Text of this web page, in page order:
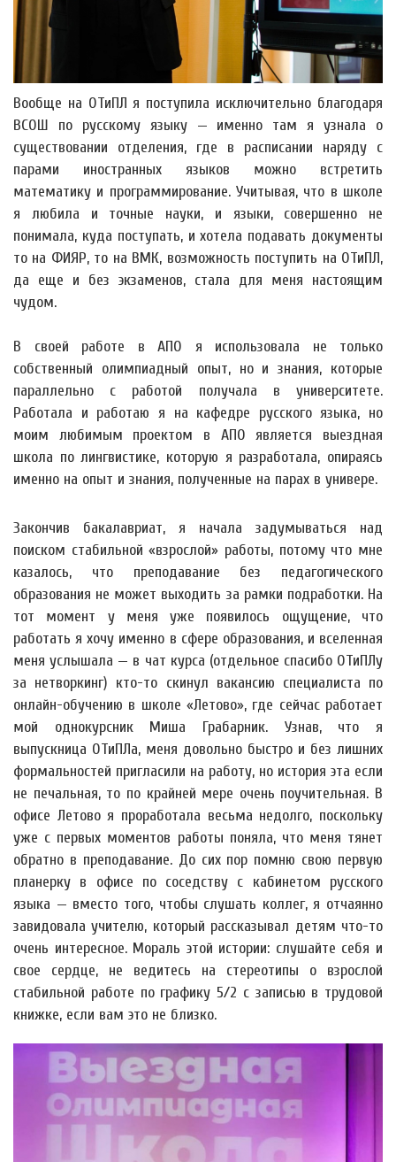
Вообще на ОТиПЛ я поступила исключительно благодаря
ВСОШ по русскому языку — именно там я узнала о
существовании отделения, где в расписании наряду с
парами иностранных языков можно встретить
математику и программирование. Учитывая, что в школе
я любила и точные науки, и языки, совершенно не
понимала, куда поступать, и хотела подавать документы
то на ФИЯР, то на ВМК, возможность поступить на ОТиПЛ,
да еще и без экзаменов, стала для меня настоящим
чудом.
В своей работе в АПО я использовала не только
собственный олимпиадный опыт, но и знания, которые
параллельно с работой получала в университете.
Работала и работаю я на кафедре русского языка, но
моим любимым проектом в АПО является выездная
школа по лингвистике, которую я разработала, опираясь
именно на опыт и знания, полученные на парах в универе.
Закончив бакалавриат, я начала задумываться над
поиском стабильной «взрослой» работы, потому что мне
казалось, что преподавание без педагогического
образования не может выходить за рамки подработки. На
тот момент у меня уже появилось ощущение, что
работать я хочу именно в сфере образования, и вселенная
меня услышала — в чат курса (отдельное спасибо ОТиПЛу
за нетворкинг) кто-то скинул вакансию специалиста по
онлайн-обучению в школе «Летово», где сейчас работает
мой однокурсник Миша Грабарник. Узнав, что я
выпускница ОТиПЛа, меня довольно быстро и без лишних
формальностей пригласили на работу, но история эта если
не печальная, то по крайней мере очень поучительная. В
офисе Летово я проработала весьма недолго, поскольку
уже с первых моментов работы поняла, что меня тянет
обратно в преподавание. До сих пор помню свою первую
планерку в офисе по соседству с кабинетом русского
языка — вместо того, чтобы слушать коллег, я отчаянно
завидовала учителю, который рассказывал детям что-то
очень интересное. Мораль этой истории: слушайте себя и
свое сердце, не ведитесь на стереотипы о взрослой
стабильной работе по графику 5/2 с записью в трудовой
книжке, если вам это не близко.